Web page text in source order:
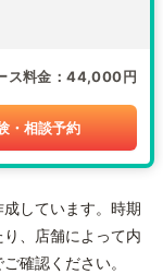
ス料金 44,000円
・相談予約
しています。時期
、店舗によって内
確認ください。